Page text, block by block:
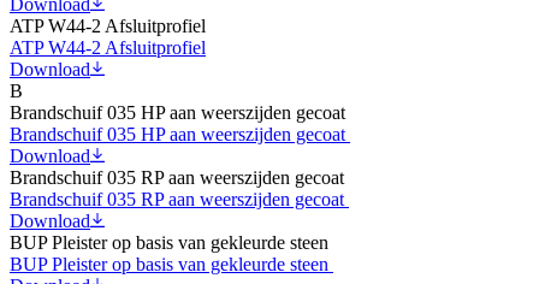
ATP W44-2 Afsluitprofiel
ATP W44-2 Afsluitprofiel
Download
B
Brandschuif 035 HP aan weerszijden gecoat
Brandschuif 035 HP aan weerszijden gecoat
Download
Brandschuif 035 RP aan weerszijden gecoat
Brandschuif 035 RP aan weerszijden gecoat
Download
BUP Pleister op basis van gekleurde steen
BUP Pleister op basis van gekleurde steen